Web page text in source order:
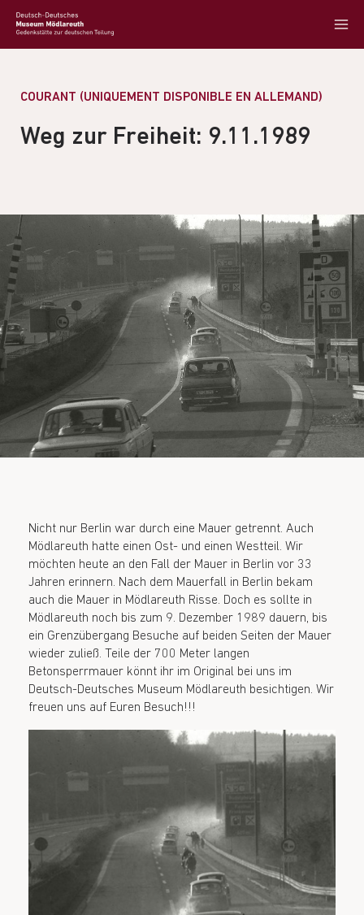
COURANT (UNIQUEMENT DISPONIBLE EN ALLEMAND)
Weg zur Freiheit: 9.11.1989
Nicht nur Berlin war durch eine Mauer getrennt. Auch
Mödlareuth hatte einen Ost- und einen Westteil. Wir
möchten heute an den Fall der Mauer in Berlin vor 33
Jahren erinnern. Nach dem Mauerfall in Berlin bekam
auch die Mauer in Mödlareuth Risse. Doch es sollte in
Mödlareuth noch bis zum 9. Dezember 1989 dauern, bis
ein Grenzübergang Besuche auf beiden Seiten der Mauer
wieder zuließ. Teile der 700 Meter langen
Betonsperrmauer könnt ihr im Original bei uns im
Deutsch-Deutsches Museum Mödlareuth besichtigen. Wir
freuen uns auf Euren Besuch!!!